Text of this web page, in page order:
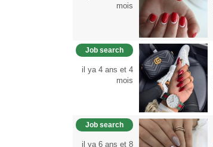
mois
Job search
il ya 4 ans et 4
mois
Job search
il ya 6 ans et 8